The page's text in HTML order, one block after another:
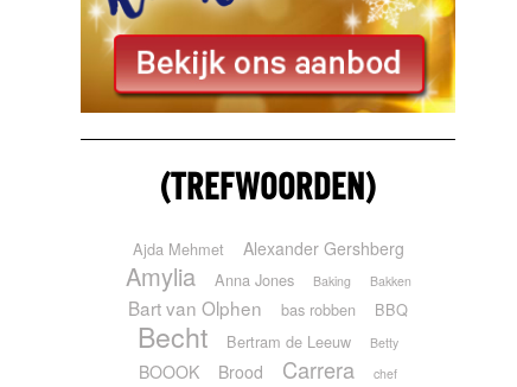
(TREFWOORDEN)
Ajda Mehmet Alexander Gershberg
Amylia Anna Jones Baking Bakken
Bart van Olphen bas robben BBQ
Becht Bertram de Leeuw Betty
BOOOK Brood Carrera chef